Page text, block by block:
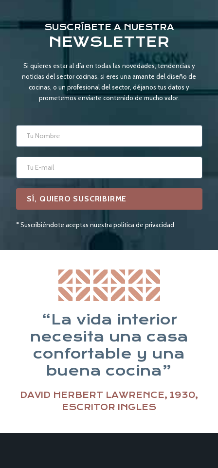
SUSCRÍBETE A NUESTRA
NEWSLETTER
Si quieres estar al día en todas las novedades, tendencias y
noticias del sector cocinas, si eres una amante del diseño de
cocinas, o un profesional del sector, déjanos tus datos y
prometemos enviarte contenido de mucho valor.
* Suscribiéndote aceptas nuestra política de privacidad
“La vida interior
necesita una casa
confortable y una
buena cocina”
DAVID HERBERT LAWRENCE, 1930,
ESCRITOR INGLES